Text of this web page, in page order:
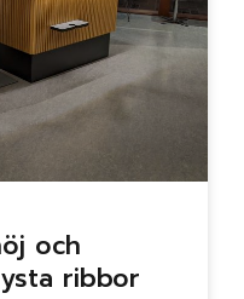
och
ribbor